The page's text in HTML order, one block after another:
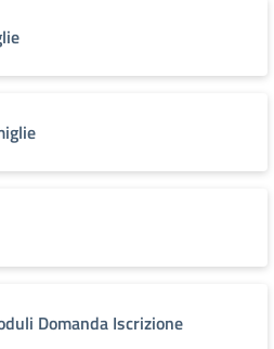
Domanda Iscrizione